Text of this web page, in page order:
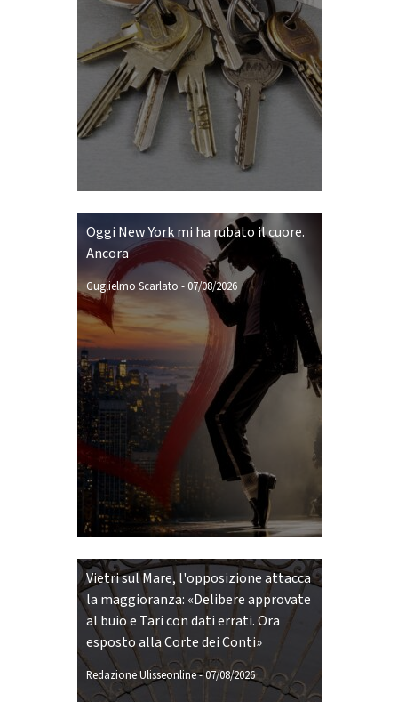
Oggi New York mi ha rubato il cuore.
Ancora
Guglielmo Scarlato -07/08/2026
Vietri sul Mare, l'opposizione attacca
la maggioranza: «Delibere approvate
al buio e Tari con dati errati. Ora
esposto alla Corte dei Conti»
Redazione Ulisseonline-07/08/2026